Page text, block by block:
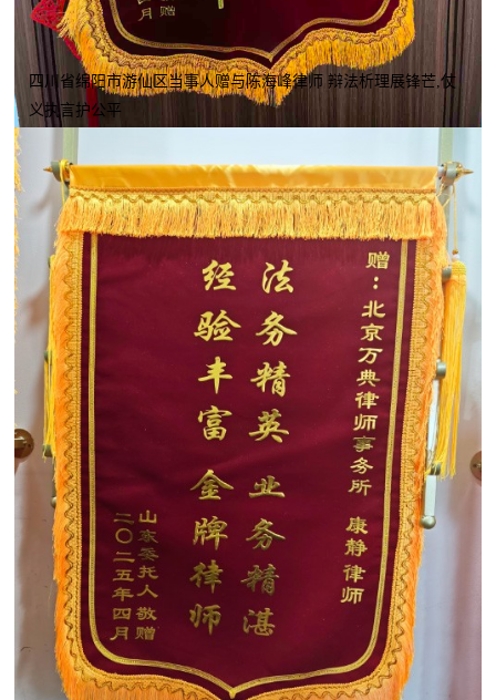
四川省绵阳市游仙区当事人赠与陈海峰律师 辩法析理展锋芒,仗
义执言护公平